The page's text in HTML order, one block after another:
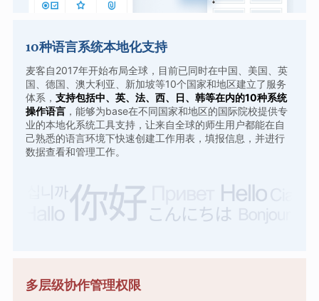
10种语言系统本地化支持
麦客自2017年开始布局全球，目前已同时在中国、美国、英
国、德国、澳大利亚、新加坡等10个国家和地区建立了服务
体系， 支持包括中、英、法、西、日、韩等在内的10种系统
操作语言，能够为base在不同国家和地区的国际院校提供专
业的本地化系统工具支持，让来自全球的师生用户都能在自
己熟悉的语言环境下快速创建工作用表，填报信息，并进行
数据查看和管理工作。
多层级协作管理权限